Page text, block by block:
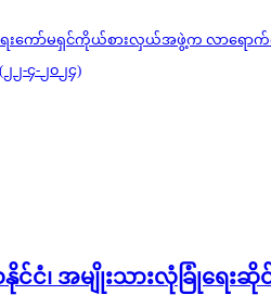
ရေးကော်မရှင်ကိုယ်စားလှယ်အဖွဲ့က လာရောက်
၂-၄-၂၀၂၄)
င်ငံ၊ အမျိုးသားလုံခြုံရေ